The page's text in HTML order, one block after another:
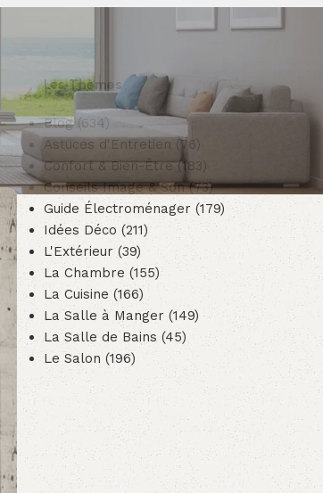
Les Thèmes
Blog(634)
Astuces d'Entretien (76)
Confort & Bien-Être(183)
Conseils Image & Son(73)
Guide Électroménager (179)
Idées Déco (211)
L'Extérieur(39)
La Chambre (155)
La Cuisine (166)
La Salle à Manger (149)
La Salle de Bains (45)
Le Salon (196)